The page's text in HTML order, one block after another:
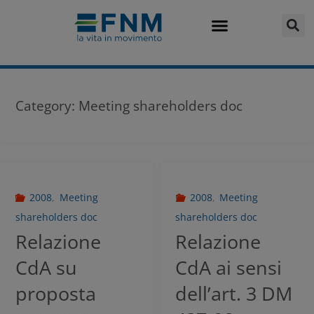
Category: Meeting shareholders doc
2008, Meeting
shareholders doc
Relazione
CdA su
proposta
2008, Meeting
shareholders doc
Relazione
CdA ai sensi
dell’art. 3 DM